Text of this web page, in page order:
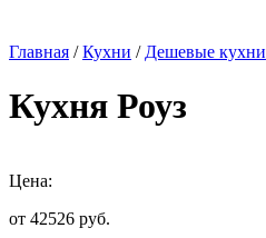
Главная /Кухни / Дешевые кухни
Кухня Роуз
Цена:
от 42526 руб.